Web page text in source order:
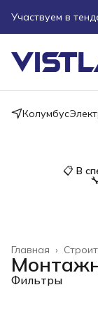
Участвуем в
Поможем
Пришлите
Колумбус
📋В
Главная ›
Фильтры